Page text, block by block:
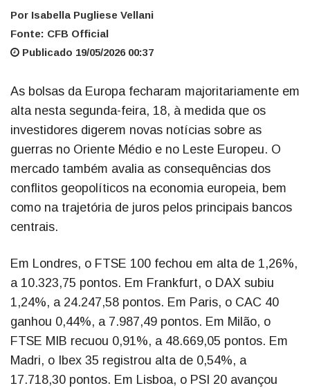
Por Isabella Pugliese Vellani
Fonte: CFB Official
Publicado 19/05/2026 00:37
As bolsas da Europa fecharam majoritariamente em
alta nesta segunda-feira, 18, à medida que os
investidores digerem novas notícias sobre as
guerras no Oriente Médio e no Leste Europeu. O
mercado também avalia as consequências dos
conflitos geopolíticos na economia europeia, bem
como na trajetória de juros pelos principais bancos
centrais.
Em Londres, o FTSE 100 fechou em alta de 1,26%,
a 10.323,75 pontos. Em Frankfurt, o DAX subiu
1,24%, a 24.247,58 pontos. Em Paris, o CAC 40
ganhou 0,44%, a 7.987,49 pontos. Em Milão, o
FTSE MIB recuou 0,91%, a 48.669,05 pontos. Em
Madri, o Ibex 35 registrou alta de 0,54%, a
17.718,30 pontos. Em Lisboa, o PSI 20 avançou